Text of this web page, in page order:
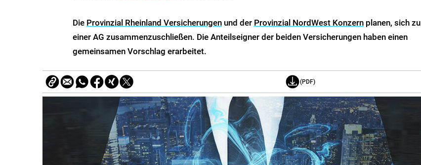
Die Provinzial Rheinland Versicherungen und der Provinzial NordWest Konzern planen, sich zu
einer AG zusammenzuschließen. Die Anteilseigner der beiden Versicherungen haben einen
gemeinsamen Vorschlag erarbeitet.
(PDF)